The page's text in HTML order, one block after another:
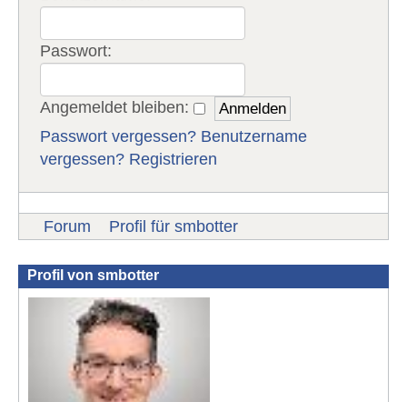
Passwort:
Angemeldet bleiben:
Passwort vergessen? Benutzername
vergessen? Registrieren
Forum Profil für smbotter
Profil von smbotter